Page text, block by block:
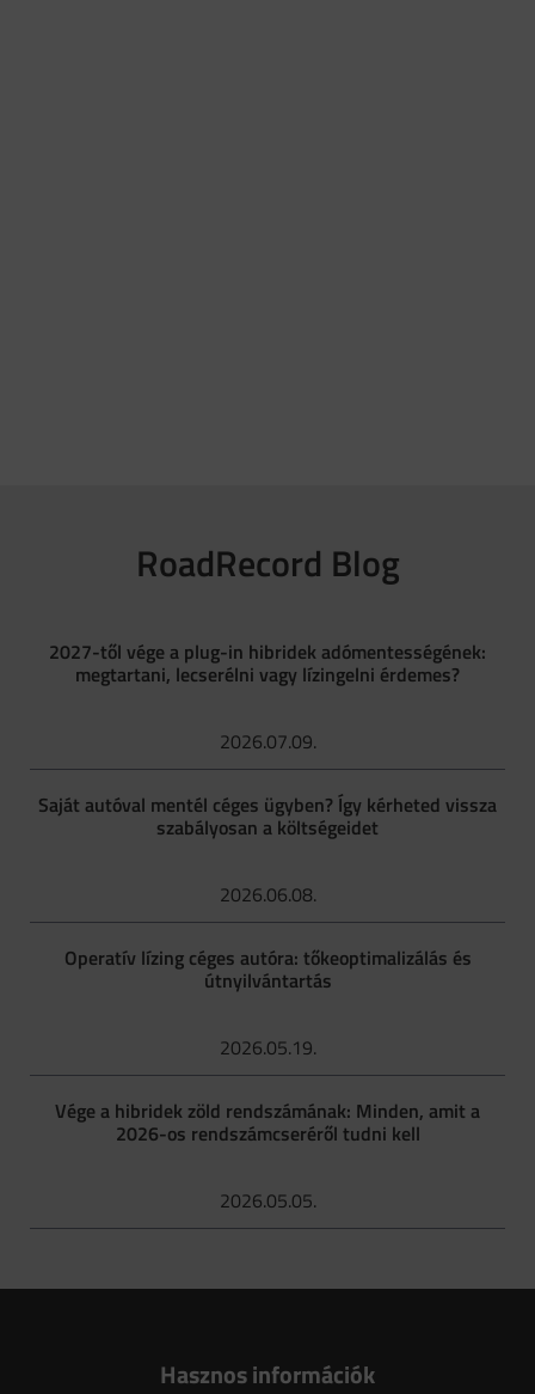
RoadRecord Blog
2027-től vége a plug-in hibridek adómentességének:
megtartani, lecserélni vagy lízingelni érdemes?
2026.07.09.
Saját autóval mentél céges ügyben? Így kérheted vissza
szabályosan a költségeidet
2026.06.08.
Operatív lízing céges autóra: tőkeoptimalizálás és
útnyilvántartás
2026.05.19.
Vége a hibridek zöld rendszámának: Minden, amit a
2026-os rendszámcseréről tudni kell
2026.05.05.
Hasznos információk